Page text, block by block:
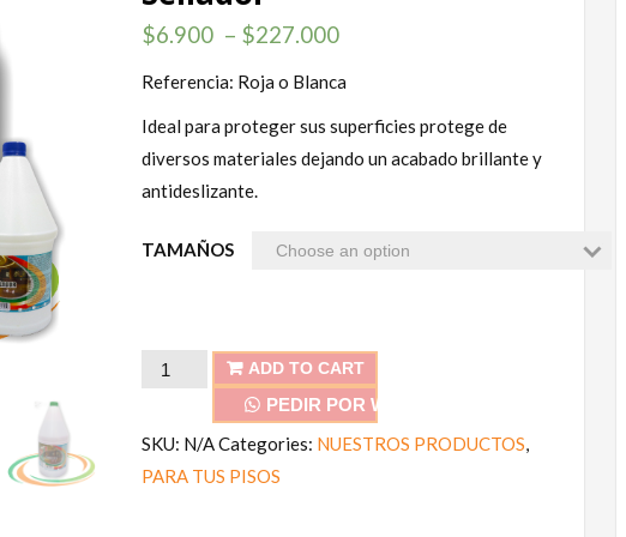
$6.900 – $227.000
Referencia: Roja o Blanca
Ideal para proteger sus superficies protege de
diversos materiales dejando un acabado brillante y
antideslizante.
TAMAÑOS
Sellador
ADD TO CART
PEDIR POR WHATSAPP
SKU: N/ACategories: NUESTROS PRODUCTOS,
PARA TUS PISOS